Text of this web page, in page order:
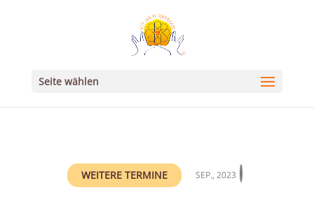
Seite wählen
WEITERE TERMINE SEP., 2023